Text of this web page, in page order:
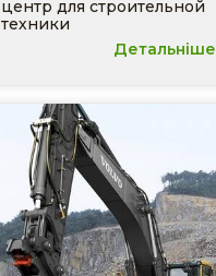
центр для строительной
техники
Детальніше